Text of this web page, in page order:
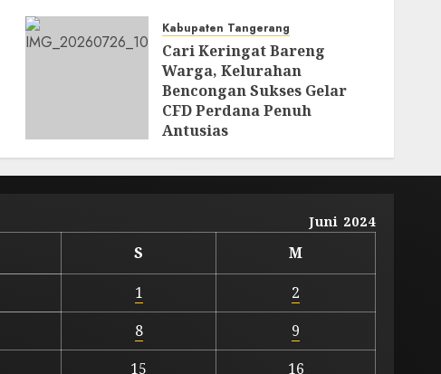
Kabupaten Tangerang
Cari Keringat Bareng
Warga, Kelurahan
Bencongan Sukses Gelar
CFD Perdana Penuh
Antusias
Juni 2024
S
M
1
2
8
9
15 16